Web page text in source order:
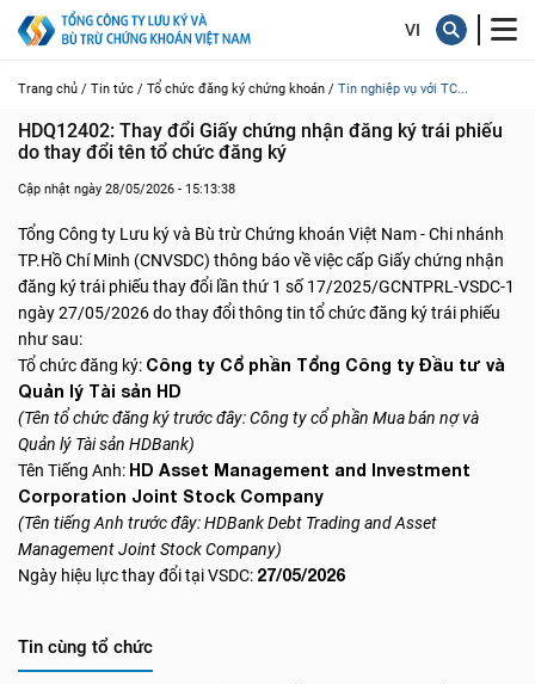
Trang chủ / Tin tức / Tổ chức đăng ký chứng khoán / Tin nghiệp vụ với TC...
HDQ12402: Thay đổi Giấy chứng nhận đăng ký trái phiếu
do thay đổi tên tổ chức đăng ký
Cập nhật ngày 28/05/2026 - 15:13:38
Tổng Công ty Lưu ký và Bù trừ Chứng khoán Việt Nam - Chi nhánh
TP.Hồ Chí Minh (CNVSDC) thông báo về việc cấp Giấy chứng nhận
đăng ký trái phiếu thay đổi lần thứ 1 số 17/2025/GCNTPRL-VSDC-1
ngày 27/05/2026 do thay đổi thông tin tổ chức đăng ký trái phiếu
như sau:
Tổ chức đăng ký: Công ty Cổ phần Tổng Công ty Đầu tư và
Quản lý Tài sản HD
(Tên tổ chức đăng ký trước đây: Công ty cổ phần Mua bán nợ và
Quản lý Tài sản HDBank)
Tên Tiếng Anh: HD Asset Management and Investment
Corporation Joint Stock Company
(Tên tiếng Anh trước đây: HDBank Debt Trading and Asset
Management Joint Stock Company)
Ngày hiệu lực thay đổi tại VSDC: 27/05/2026
Tin cùng tổ chức